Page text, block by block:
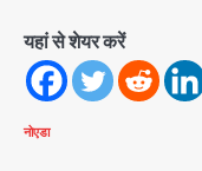
यहां से शेयर करें
नोएडा